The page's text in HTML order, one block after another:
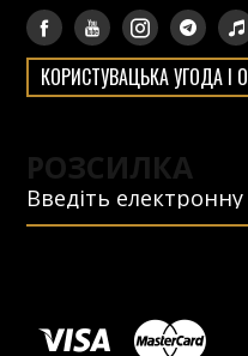
КОРИСТУВАЦЬКА УГОДА І
РОЗСИЛКА